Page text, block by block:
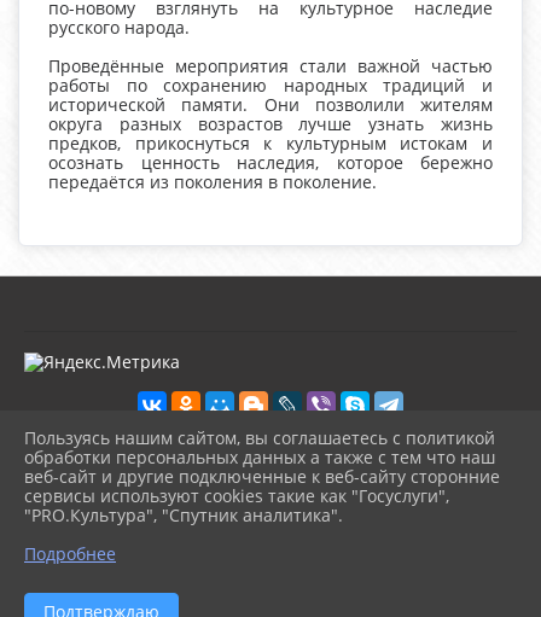
по-новому взглянуть на культурное наследие
русского народа.
Проведённые мероприятия стали важной частью
работы по сохранению народных традиций и
исторической памяти. Они позволили жителям
округа разных возрастов лучше узнать жизнь
предков, прикоснуться к культурным истокам и
осознать ценность наследия, которое бережно
передаётся из поколения в поколение.
2026 г. kultura-uvat.ru
Вход
Карта сайта
Политика обработки персональных данных
Сделано на KubCMS
Разработка и поддержка
Пользуясь нашим сайтом, вы соглашаетесь с политикой
обработки персональных данных а также с тем что наш
веб-сайт и другие подключенные к веб-сайту сторонние
сервисы используют cookies такие как "Госуслуги",
"PRO.Культура", "Спутник аналитика".
Подробнее
Подтверждаю